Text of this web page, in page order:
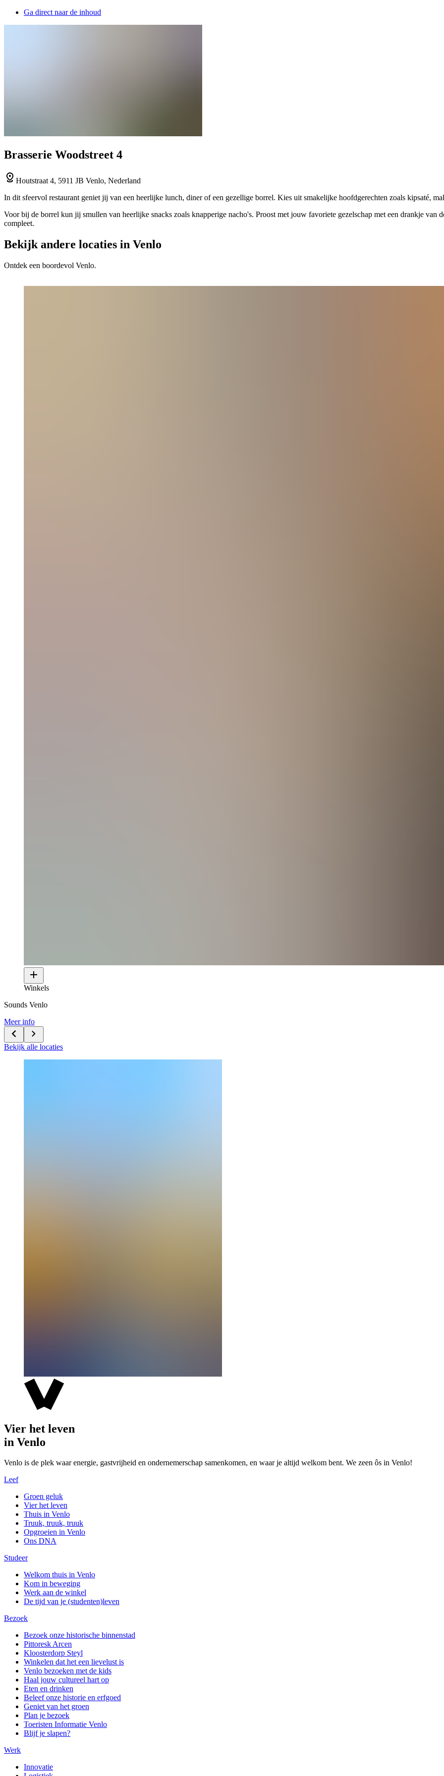
Ga direct naar de inhoud
Brasserie Woodstreet 4
Houtstraat 4, 5911 JB Venlo, Nederland
In dit sfeervol restaurant geniet jij van een heerlijke lunch, diner of een gezellige borrel. Kies uit smakelijke hoofdgerechten zoals kipsaté,
Voor bij de borrel kun jij smullen van heerlijke snacks zoals knapperige nacho's. Proost met jouw favoriete gezelschap met een drankje
compleet.
Bekijk andere locaties in Venlo
Ontdek een boordevol Venlo.
Winkels
Sounds Venlo
Meer info
Bekijk alle locaties
Vier het leven
in Venlo
Venlo is de plek waar energie, gastvrijheid en ondernemerschap samenkomen, en waar je altijd welkom bent. We zeen ôs in Venlo!
Leef
Groen geluk
Vier het leven
Thuis in Venlo
Truuk, truuk, truuk
Opgroeien in Venlo
Ons DNA
Studeer
Welkom thuis in Venlo
Kom in beweging
Werk aan de winkel
De tijd van je (studenten)leven
Bezoek
Bezoek onze historische binnenstad
Pittoresk Arcen
Kloosterdorp Steyl
Winkelen dat het een lievelust is
Venlo bezoeken met de kids
Haal jouw cultureel hart op
Eten en drinken
Beleef onze historie en erfgoed
Geniet van het groen
Plan je bezoek
Toeristen Informatie Venlo
Blijf je slapen?
Werk
Innovatie